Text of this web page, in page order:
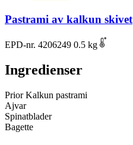
Pastrami av kalkun skivet
EPD-nr. 4206249 0.5 kg
Ingredienser
Prior Kalkun pastrami
Ajvar
Spinatblader
Bagette